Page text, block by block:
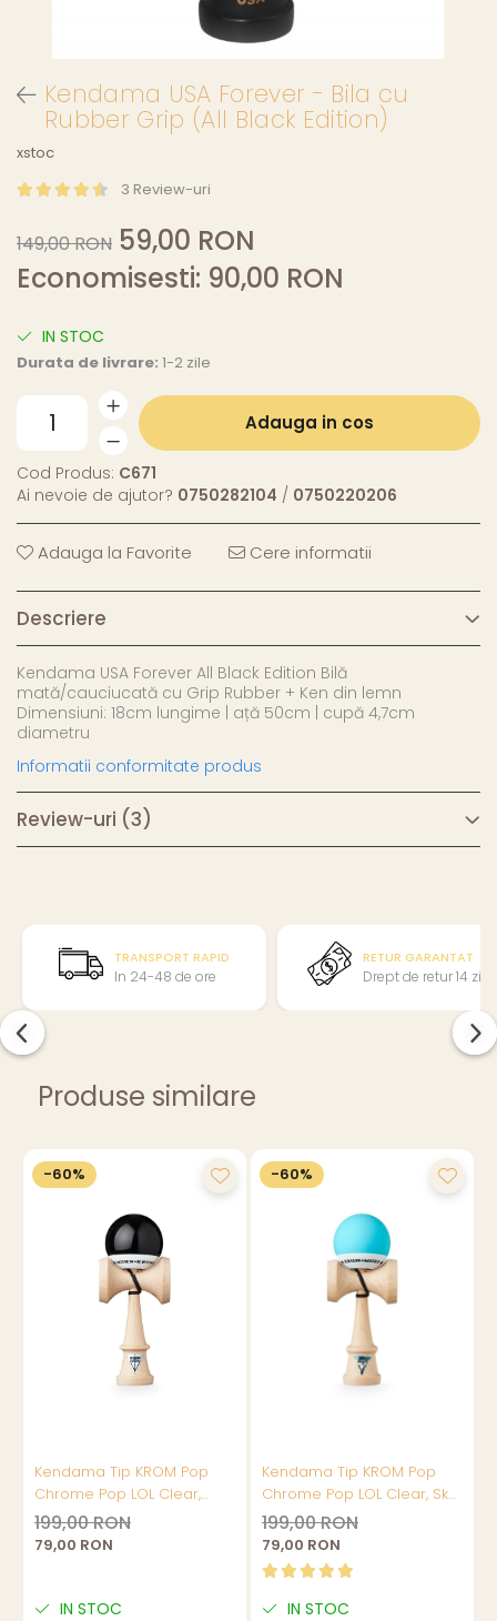
Kendama USA Forever - Bila cu
Rubber Grip (All Black Edition)
xstoc
3 Review-uri
149,00 RON 59,00 RON
Economisesti: 90,00 RON
IN STOC
Durata de livrare: 1-2 zile
Adauga in cos
Cod Produs: C671
Ai nevoie de ajutor? 0750282104 / 0750220206
Adauga la Favorite Cere informatii
Descriere
Kendama USA Forever All Black Edition Bilă
mată/cauciucată cu Grip Rubber + Ken din lemn
Dimensiuni: 18cm lungime | ață 50cm | cupă 4,7cm
diametru
Informatii conformitate produs
Review-uri (3)
TRANSPORT RAPID
In 24-48 de ore
RETUR GARANTAT
Drept de retur 14 zile
Produse similare
-60%
Kendama Tip KROM Pop
Chrome Pop LOL Clear,
Negru
199,00 RON
79,00 RON
IN STOC
-60%
Kendama Tip KROM Pop
Chrome Pop LOL Clear, Sky
Blue
199,00 RON
79,00 RON
IN STOC